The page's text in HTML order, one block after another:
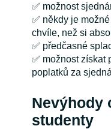
✅ možnost
✅ někdy je
chvíle, než si
✅ předčasné
✅ možnost získat
poplatků za
Nevýhody
studenty